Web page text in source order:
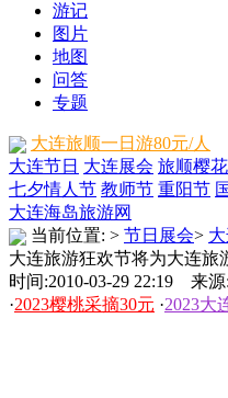
游记
图片
地图
问答
专题
大连旅顺一日游80元/人
大连节日 大连展会 旅顺樱
七夕情人节 教师节 重阳节
大连海岛旅游网
当前位置: > 节日展会>
大连旅游狂欢节将为大连旅
时间:2010-03-29 22:19
·2023樱桃采摘30元 ·2023大